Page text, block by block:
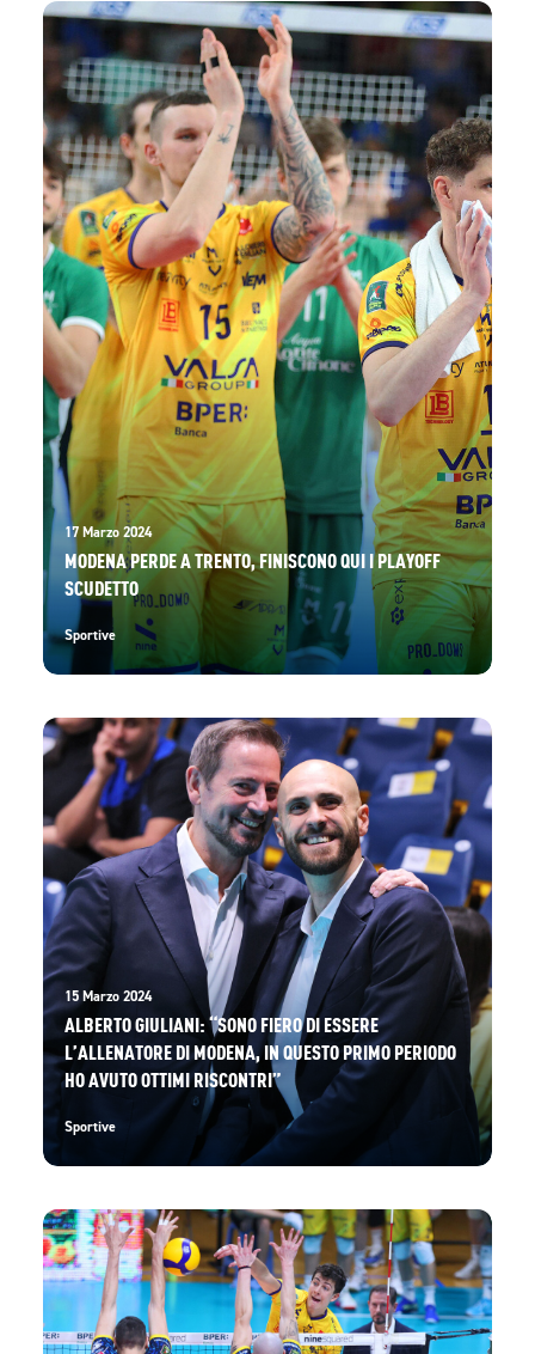
17 Marzo 2024
MODENA PERDE A TRENTO, FINISCONO QUI I PLAYOFF
SCUDETTO
Sportive
15 Marzo 2024
ALBERTO GIULIANI: “SONO FIERO DI ESSERE
L’ALLENATORE DI MODENA, IN QUESTO PRIMO PERIODO
HO AVUTO OTTIMI RISCONTRI”
Sportive